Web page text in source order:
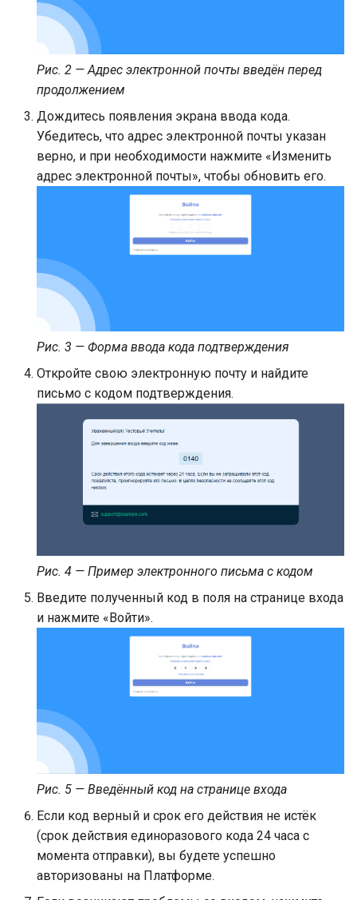
(настройки)
(выставление)
Отметка посещаемости
помощи QR кода
Мобильный журнал
Закрытие учебного года
Конструктор отчётов
Сеть классов
Платежи
Регистрации на программы
Семейные связи
Аккаунты Stripe
Подписки на программы
программ
Как добавить ученика в
несколько классов
Заметки об учениках
Шаблоны рабочих
пространств
Создание пользователем
нового рабочего
пространства
Школьное питание
Перенаправление после
Управление доступами
администрацией
образовательного
учреждения
Оповещения
Библиотека учебного
учреждения
приглашения на
регистрацию
Рис. 2 — Адрес электронной почты введён перед
продолжением
Дождитесь появления экрана ввода кода.
Убедитесь, что адрес электронной почты указан
верно, и при необходимости нажмите «Изменить
адрес электронной почты», чтобы обновить его.
Рис. 3 — Форма ввода кода подтверждения
Откройте свою электронную почту и найдите
письмо с кодом подтверждения.
Рис. 4 — Пример электронного письма с кодом
Введите полученный код в поля на странице входа
и нажмите «Войти».
Рис. 5 — Введённый код на странице входа
Если код верный и срок его действия не истёк
(срок действия единоразового кода 24 часа с
момента отправки), вы будете успешно
авторизованы на Платформе.